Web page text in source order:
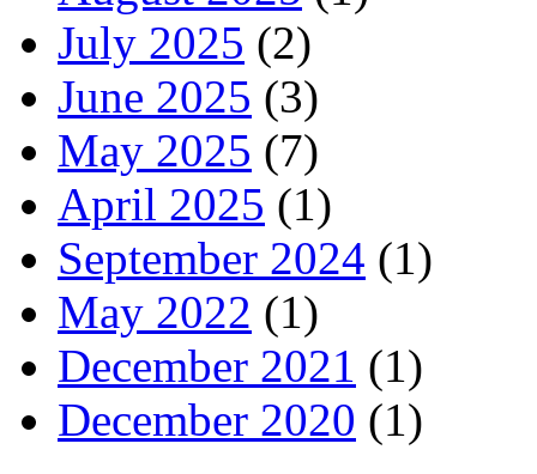
July 2025 (2)
June 2025 (3)
May 2025 (7)
April 2025 (1)
September 2024 (1)
May 2022 (1)
December 2021 (1)
December 2020 (1)